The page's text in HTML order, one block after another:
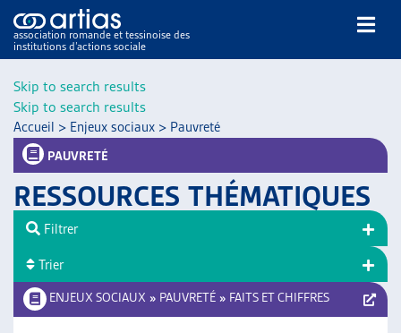
Skip to search results
Skip to search results
association romande et tessinoise des
institutions d’actions sociale
NOS PUBLICATIONS
DOSSIERS DU MOIS
VEILLE
RESSOURCES
Accueil > Enjeux sociaux > Pauvreté
PAUVRETÉ
RESSOURCES THÉMATIQUES
ENJEUX SOCIAUX » PAUVRETÉ » FAITS ET CHIFFRES
Filtrer
Trier